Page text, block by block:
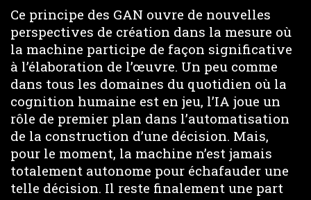
Ce principe des GAN ouvre de nouvelles
perspectives de création dans la mesure où
la machine participe de façon significative
à l’élaboration de l’œuvre. Un peu comme
dans tous les domaines du quotidien où la
cognition humaine est en jeu, l’IA joue un
rôle de premier plan dans l’automatisation
de la construction d’une décision. Mais,
pour le moment, la machine n’est jamais
totalement autonome pour échafauder une
telle décision. Il reste finalement une part